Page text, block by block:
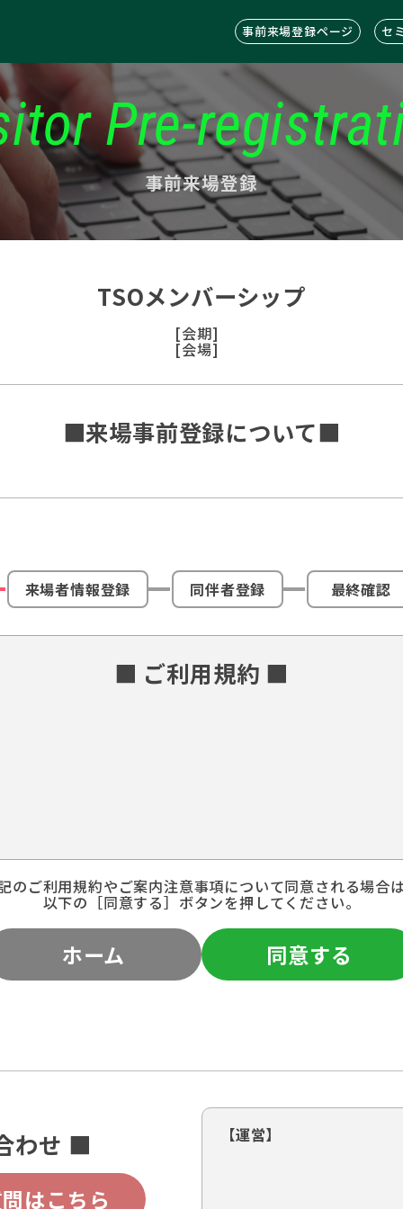
事前来場登録ページ セ
Pre-
事前来場登録
TSOメンバーシップ
[会期]
[会場]
■来場事前登録について■
来場者情報登録 同伴者登録 最終確認
■ ご利用規約 ■
のご利用規約やご案内注意事項について同意される場合
以下の［同意する］ボタンを押してください。
ホーム 同意する
わせ ■
はこちら
【運営】